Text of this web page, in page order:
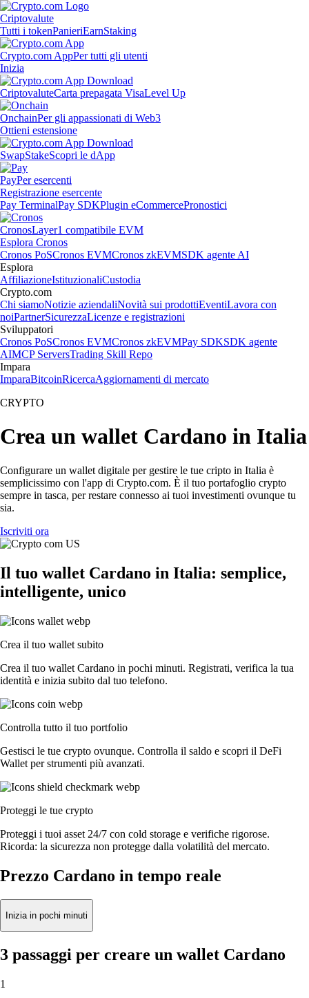
Criptovalute
Tutti i tokenPanieriEarnStaking
Crypto.com AppPer tutti gli utenti
Inizia
CriptovaluteCarta prepagata VisaLevel Up
OnchainPer gli appassionati di Web3
Ottieni estensione
SwapStakeScopri le dApp
PayPer esercenti
Registrazione esercente
Pay TerminalPay SDKPlugin eCommercePronostici
CronosLayer1 compatibile EVM
Esplora Cronos
Cronos PoSCronos EVMCronos zkEVMSDK agente AI
Esplora
AffiliazioneIstituzionaliCustodia
Crypto.com
Chi siamoNotizie aziendaliNovità sui prodottiEventiLavora con
noiPartnerSicurezzaLicenze e registrazioni
Sviluppatori
Cronos PoSCronos EVMCronos zkEVMPay SDKSDK agente
AIMCP ServersTrading Skill Repo
Impara
ImparaBitcoinRicercaAggiornamenti di mercato
CRYPTO
Crea un wallet Cardano in Italia
Configurare un wallet digitale per gestire le tue cripto in Italia è
semplicissimo con l'app di Crypto.com. È il tuo portafoglio crypto
sempre in tasca, per restare connesso ai tuoi investimenti ovunque tu
sia.
Iscriviti ora
Il tuo wallet Cardano in Italia: semplice,
intelligente, unico
Crea il tuo wallet subito
Crea il tuo wallet Cardano in pochi minuti. Registrati, verifica la tua
identità e inizia subito dal tuo telefono.
Controlla tutto il tuo portfolio
Gestisci le tue crypto ovunque. Controlla il saldo e scopri il DeFi
Wallet per strumenti più avanzati.
Proteggi le tue crypto
Proteggi i tuoi asset 24/7 con cold storage e verifiche rigorose.
Ricorda: la sicurezza non protegge dalla volatilità del mercato.
Prezzo Cardano in tempo reale
Inizia in pochi minuti
3 passaggi per creare un wallet Cardano
1